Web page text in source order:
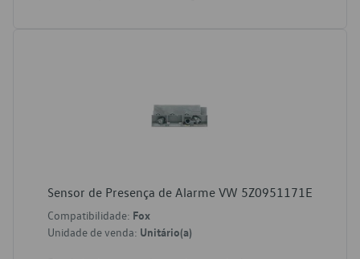
Sensor de Presença de Alarme VW 5Z0951171E
Compatibilidade: Fox
Unidade de venda: Unitário(a)